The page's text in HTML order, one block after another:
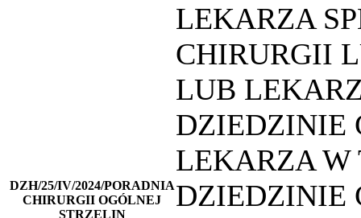
DZH/25/IV/2024/PORADNIA
CHIRURGII OGÓLNEJ
STRZELIN
LEKARZA
CHIRURGII
LUB
DZIEDZINIE
LEKARZA W
DZIEDZINIE